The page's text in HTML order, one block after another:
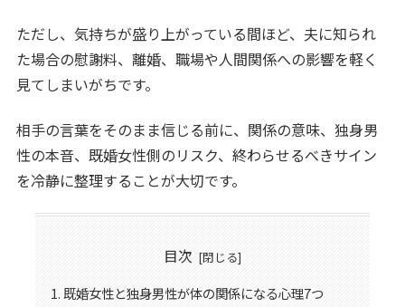
ただし、気持ちが盛り上がっている間ほど、夫に知られ
た場合の慰謝料、離婚、職場や人間関係への影響を軽く
見てしまいがちです。
相手の言葉をそのまま信じる前に、関係の意味、独身男
性の本音、既婚女性側のリスク、終わらせるべきサイン
を冷静に整理することが大切です。
目次
既婚女性と独身男性が体の関係になる心理7つ